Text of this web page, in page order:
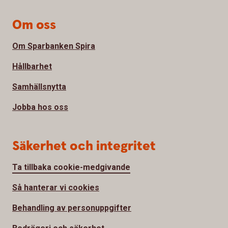
Om oss
Om Sparbanken Spira
Hållbarhet
Samhällsnytta
Jobba hos oss
Säkerhet och integritet
Ta tillbaka cookie-medgivande
Så hanterar vi cookies
Behandling av personuppgifter